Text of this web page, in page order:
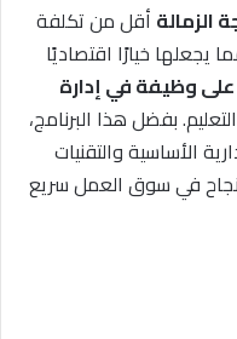
الزمالة أقل من تكلفة
يجعلها خيارًا اقتصاديًا
وظيفة في إدارة
بفضل هذا البرنامج،
الأساسية والتقنيات
في سوق العمل سريع